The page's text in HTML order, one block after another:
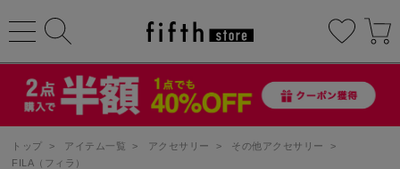
トップ > アイテム一覧 > アクセサリー > その他アクセサリー
>
FILA（フィラ）